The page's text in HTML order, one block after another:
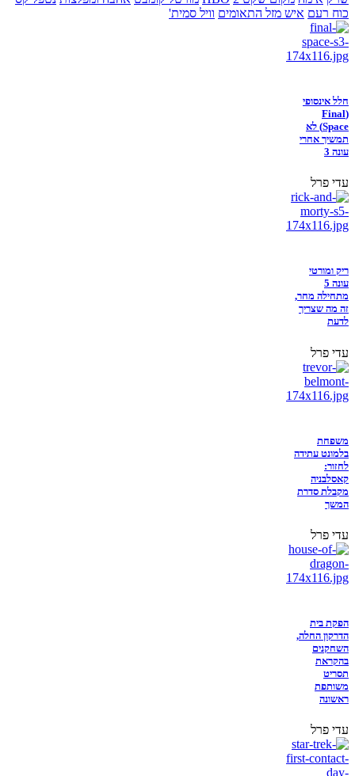
כוח רעם איש מזל התאומים וויל סמית'
חלל אינסופי
(Final
Space) לא
תמשיך אחרי
עונה 3
עדי פרל
ריק ומורטי
עונה 5
מתחילה מחר,
זה מה שצריך
לדעת
עדי פרל
משפחת
בלמונט עתידה
לחזור:
קאסלבניה
מקבלת סדרת
המשך
עדי פרל
הפקת בית
הדרקון החלה,
השחקנים
בהקראת
תסריט
משותפת
ראשונה
עדי פרל